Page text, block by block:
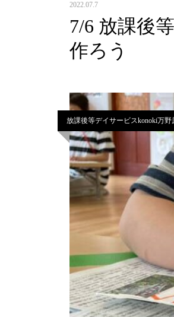
2022.07.7
7/6 放課後
作ろう
放課後等デイサービスkonoki万野